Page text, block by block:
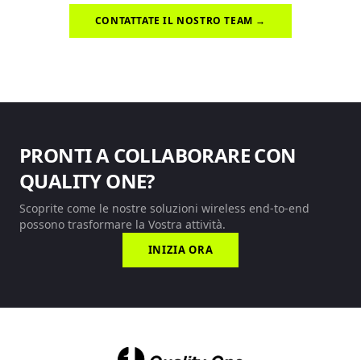
CONTATTATE IL NOSTRO TEAM →
PRONTI A COLLABORARE CON
QUALITY ONE?
Scoprite come le nostre soluzioni wireless end-to-end
possono trasformare la Vostra attività.
INIZIA ORA